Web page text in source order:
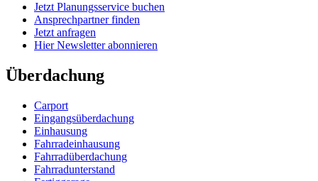
Jetzt Planungsservice buchen
Ansprechpartner finden
Jetzt anfragen
Hier Newsletter abonnieren
Überdachung
Carport
Eingangsüberdachung
Einhausung
Fahrradeinhausung
Fahrradüberdachung
Fahrradunterstand